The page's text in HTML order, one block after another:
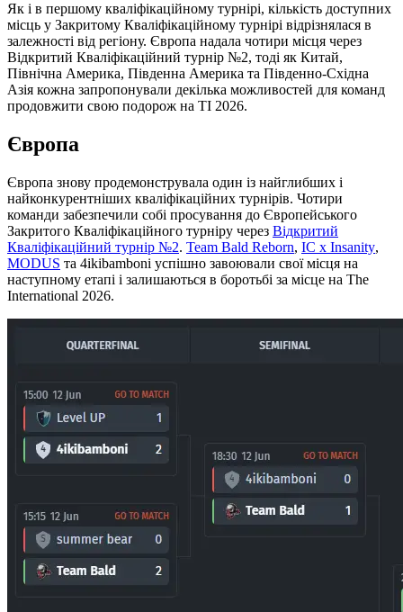
Як і в першому кваліфікаційному турнірі, кількість доступних
місць у Закритому Кваліфікаційному турнірі відрізнялася в
залежності від регіону. Європа надала чотири місця через
Відкритий Кваліфікаційний турнір №2, тоді як Китай,
Північна Америка, Південна Америка та Південно-Східна
Азія кожна запропонували декілька можливостей для команд
продовжити свою подорож на TI 2026.
Європа
Європа знову продемонструвала один із найглибших і
найконкурентніших кваліфікаційних турнірів. Чотири
команди забезпечили собі просування до Європейського
Закритого Кваліфікаційного турніру через Відкритий
Кваліфікаційний турнір №2. Team Bald Reborn, IC x Insanity,
MODUS та 4ikibamboni успішно завоювали свої місця на
наступному етапі і залишаються в боротьбі за місце на The
International 2026.